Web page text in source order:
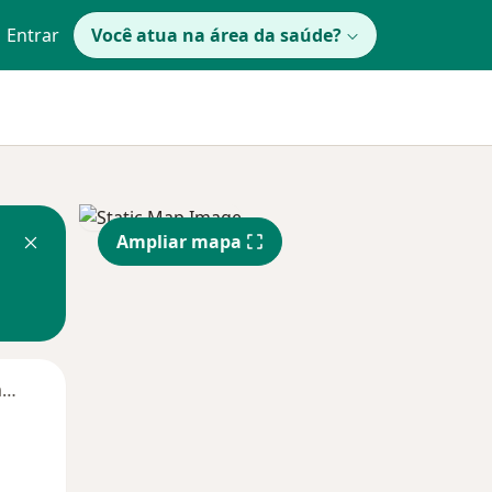
Entrar Você atua na área da saúde?
Segunda-feira
Ampliar mapa